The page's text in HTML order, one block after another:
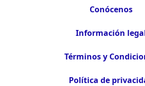
Conócenos
Información
Términos y
Política de